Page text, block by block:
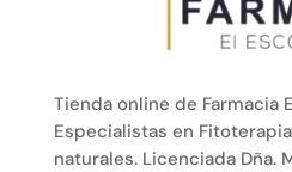
Tienda online de Farmacia
Especialistas en
naturales. Licenciada Dña.